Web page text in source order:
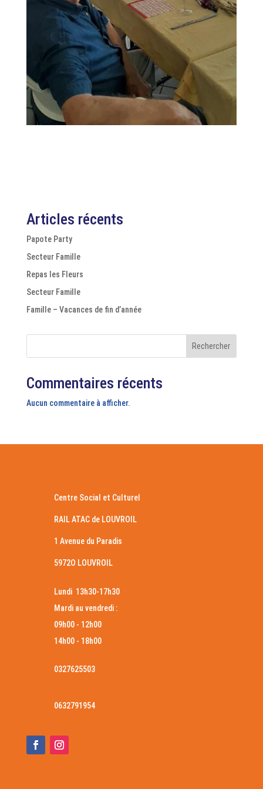
Articles récents
Papote Party
Secteur Famille
Repas les Fleurs
Secteur Famille
Famille – Vacances de fin d’année
Rechercher
Commentaires récents
Aucun commentaire à afficher.
Centre Social et Culturel
RAIL ATAC de LOUVROIL
1 Avenue du Paradis
5972O LOUVROIL
Lundi 13h30-17h30
Mardi au vendredi :
09h00 - 12h00
14h00 - 18h00
0327625503
0632791954